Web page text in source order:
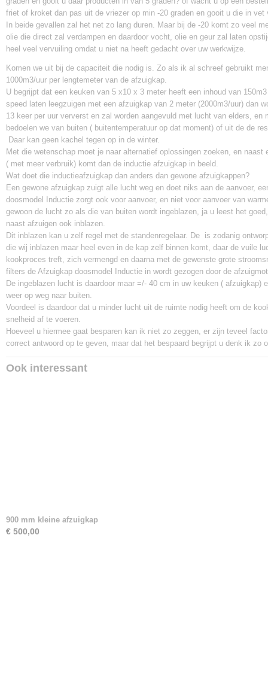
friet of kroket dan pas uit de vriezer op min -20 graden en gooit u die in vet
In beide gevallen zal het net zo lang duren. Maar bij de -20 komt zo veel
olie die direct zal verdampen en daardoor vocht, olie en geur zal laten
heel veel vervuiling omdat u niet na heeft gedacht over uw werkwijze.
Komen we uit bij de capaciteit die nodig is. Zo als ik al schreef gebruikt
1000m3/uur per lengtemeter van de afzuigkap.
U begrijpt dat een keuken van 5 x10 x 3 meter heeft een inhoud van
speed laten leegzuigen met een afzuigkap van 2 meter (2000m3/uur) dan
13 keer per uur ververst en zal worden aangevuld met lucht van elders, en
bedoelen we van buiten ( buitentemperatuur op dat moment) of uit de de
Daar kan geen kachel tegen op in de winter.
Met die wetenschap moet je naar alternatief oplossingen zoeken, en naast
( met meer verbruik) komt dan de inductie afzuigkap in beeld.
Wat doet die inductieafzuigkap dan anders dan gewone afzuigkappen?
Een gewone afzuigkap zuigt alle lucht weg en doet niks aan de aanvoer,
doosmodel Inductie zorgt ook voor aanvoer, en niet voor aanvoer van
gewoon de lucht zo als die van buiten wordt ingeblazen, ja u leest het
naast afzuigen ook inblazen.
Dit inblazen kan u zelf regel met de standenregelaar. De is zodanig
die wij inblazen maar heel even in de kap zelf binnen komt, daar de vuile
kookproces treft, zich vermengd en daarna met de gewenste grote
filters de Afzuigkap doosmodel Inductie in wordt gezogen door de
De ingeblazen lucht is daardoor maar =/- 40 cm in uw keuken ( afzuigkap)
weer op weg naar buiten.
Voordeel is daardoor dat u minder lucht uit de ruimte nodig heeft om de
snelheid af te voeren.
Hoeveel u hiermee gaat besparen kan ik niet zo zeggen, er zijn teveel
correct antwoord op te geven, maar dat het bespaard begrijpt u denk ik zo
Ook interessant
900 mm kleine afzuigkap
€ 500,00